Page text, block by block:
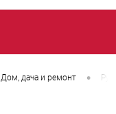
Дом, дача и ремонт •